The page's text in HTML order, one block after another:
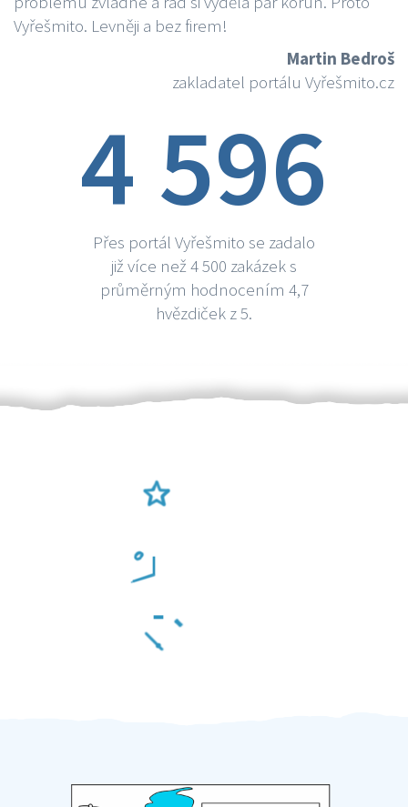
Vyřešmito. Levněji a bez firem!
Martin Bedroš
zakladatel portálu Vyřešmito.cz
4 596
Přes portál Vyřešmito se zadalo
již více než 4 500 zakázek s
průměrným hodnocením 4,7
hvězdiček z 5.